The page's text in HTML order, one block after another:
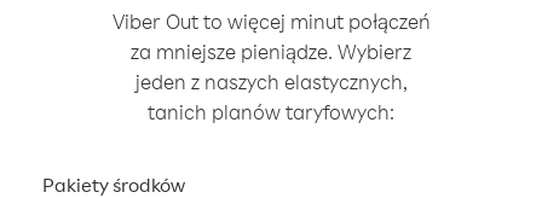
Viber Out to więcej minut połączeń
za mniejsze pieniądze. Wybierz
jeden z naszych elastycznych,
tanich planów taryfowych:
Pakiety środków